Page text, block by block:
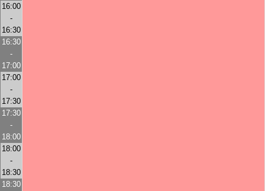
16:00
-
16:30
16:30
-
17:00
17:00
-
17:30
17:30
-
18:00
18:00
-
18:30
18:30